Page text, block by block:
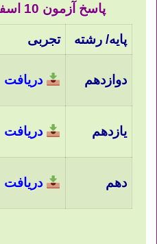
پاسخ آزمون 10 اسفند 1403 قلم چی :
پایه/ رشته تجربی
دوازدهم دریافت
یازدهم دریافت
دهم دریافت